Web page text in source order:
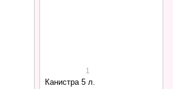
1
Канистра 5 л.